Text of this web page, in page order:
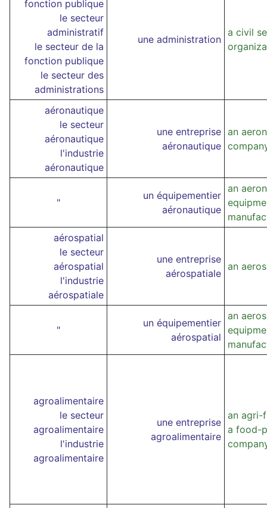
fonction publique
le secteur
administratif
le secteur de la
fonction publique
le secteur des
administrations
une administration
a civil
aéronautique
le secteur
aéronautique
l'industrie
aéronautique
une entreprise
aéronautique
an
"
un équipementier
aéronautique
an
aérospatial
le secteur
aérospatial
l'industrie
aérospatiale
une entreprise
aérospatiale
an
"
un équipementier
aérospatial
an
agroalimentaire
le secteur
agroalimentaire
l'industrie
agroalimentaire
une entreprise
agroalimentaire
an agri-
a food-